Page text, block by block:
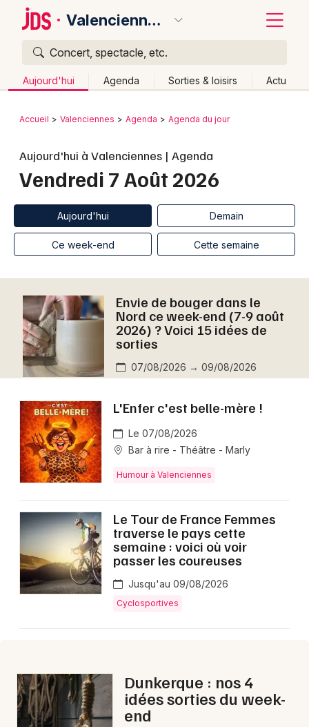
Valenciennes
Concert, spectacle, etc.
Aujourd'hui Agenda Sorties & loisirs Actu
Publier un événement
Grands événements
Activité & Expérience
Foires & salons
Spectacles
Concerts
Sports
Soirées
Sorties famille
Expos
Sorties & loisirs
Aujourd'hui dans le Nord
Aujourd'hui en Nord-Pas-de-Calais
Newsletter des sorties
Colmar
Lille
Lyon
Marseille
Montpellier
Nantes
Nice
Paris
Strasbourg
Toulouse
Toutes les villes
Retour
Accueil Valenciennes Agenda Agenda du jour
Aujourd'hui à Valenciennes | Agenda
Vendredi 7 Août 2026
Aujourd'hui Demain
Ce week-end Cette semaine
Envie de bouger dans le
Nord ce week-end (7-9 août
2026) ? Voici 15 idées de
sorties
07/08/2026 → 09/08/2026
L'Enfer c'est belle-mère !
Le 07/08/2026
Bar à rire - Théâtre - Marly
Humour à Valenciennes
Le Tour de France Femmes
traverse le pays cette
semaine : voici où voir
passer les coureuses
Jusqu'au 09/08/2026
Cyclosportives
Dunkerque : nos 4
idées sorties du week-
end
Quoi ?
Où ?
Nord-Pas-de-Calais
Partout
Près de moi
Changer de lieu
Aujourd'hui
Demain Ce week-end Autre